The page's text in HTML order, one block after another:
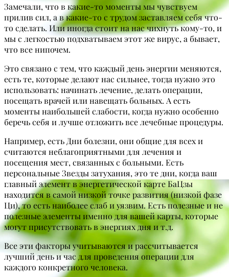
Замечали, что в какие-то моменты мы чувствуем
прилив сил, а в какие-то с трудом заставляем себя что-
то сделать. Или иногда стоит на нас чихнуть кому-то, и
мы с легкостью подхватываем этот же вирус, а бывает,
что все нипочем.
Это связано с тем, что каждый день энергии меняются,
есть те, которые делают нас сильнее, тогда нужно это
использовать: начинать лечение, делать операции,
посещать врачей или навещать больных. А есть
моменты наибольшей слабости, когда нужно особенно
беречь себя и лучше отложить все лечебные процедуры.
Например, есть Дни болезни, они общие для всех и
считаются неблагоприятными для лечения и
посещения мест, связанных с больными. Есть
персональные Звезды затухания, это те дни, когда ваш
главный элемент в энергетической карте БаЦзы
находится в самой низкой точке развития (низкой фазе
Ци), то есть наиболее слаб и уязвим. Есть полезные и не
полезные элементы именно для вашей карты, которые
могут присутствовать в энергиях дня и т.д.
Все эти факторы учитываются и рассчитывается
лучший день и час для проведения операции для
каждого конкретного человека.